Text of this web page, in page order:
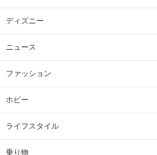
ディズニー
ニュース
ファッション
ホビー
ライフスタイル
乗り物